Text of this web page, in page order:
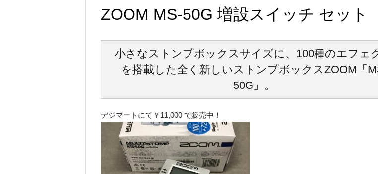
ZOOM MS-50G 増設スイッチ セット
小さなストンプボックスサイズに、100種のエフェ
を搭載した全く新しいストンプボックスZOOM「
50G」。
デジマートにて￥11,000 で販売中！